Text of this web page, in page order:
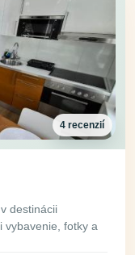
4 recenzií
destinácii
vybavenie, fotky a